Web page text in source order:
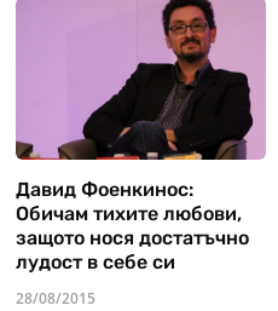
Давид Фоенкинос:
Обичам тихите любови,
защото нося достатъчно
лудост в себе си
28/08/2015